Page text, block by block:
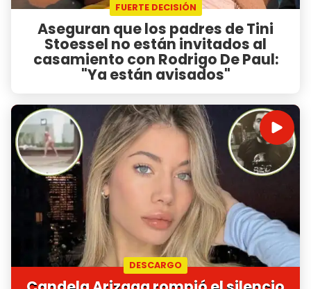
FUERTE DECISIÓN
Aseguran que los padres de Tini
Stoessel no están invitados al
casamiento con Rodrigo De Paul:
"Ya están avisados"
DESCARGO